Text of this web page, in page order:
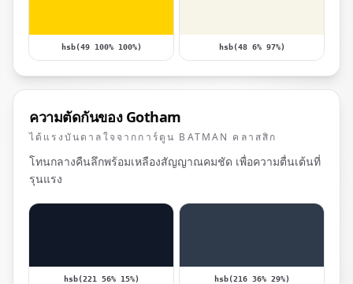
hsb(49 100% 100%) hsb(48 6% 97%)
ความตัดกันของ Gotham
ได้แรงบันดาลใจจากการ์ตูน BATMAN คลาสสิก
โทนกลางคืนลึกพร้อมเหลืองสัญญาณคมชัด เพื่อความตื่นเต้นที่
รุนแรง
hsb(221 56% 15%) hsb(216 36% 29%)